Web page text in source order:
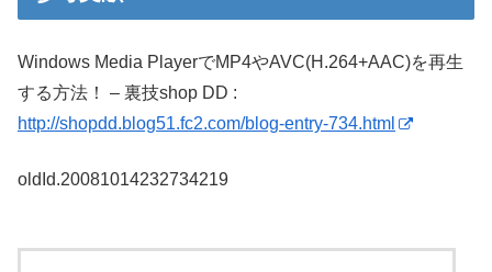
Windows Media PlayerでMP4やAVC(H.264+AAC)を再生
する方法！ – 裏技shop DD :
http://shopdd.blog51.fc2.com/blog-entry-734.html
oldId.20081014232734219